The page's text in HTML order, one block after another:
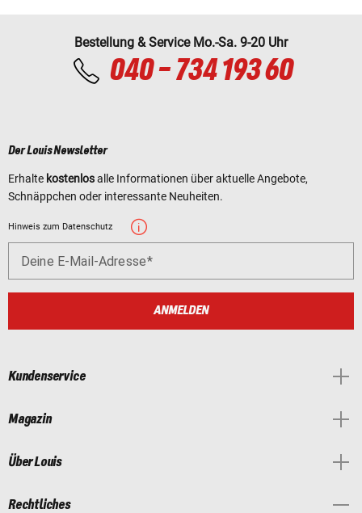
Bestellung & Service Mo.-Sa. 9-20 Uhr
040 - 734 193 60
Der Louis Newsletter
Erhalte kostenlosalle Informationen über aktuelle Angebote,
Schnäppchen oder interessante Neuheiten.
Hinweis zum Datenschutz
Deine E-Mail-Adresse
ANMELDEN
Kundenservice
Magazin
Über Louis
Rechtliches